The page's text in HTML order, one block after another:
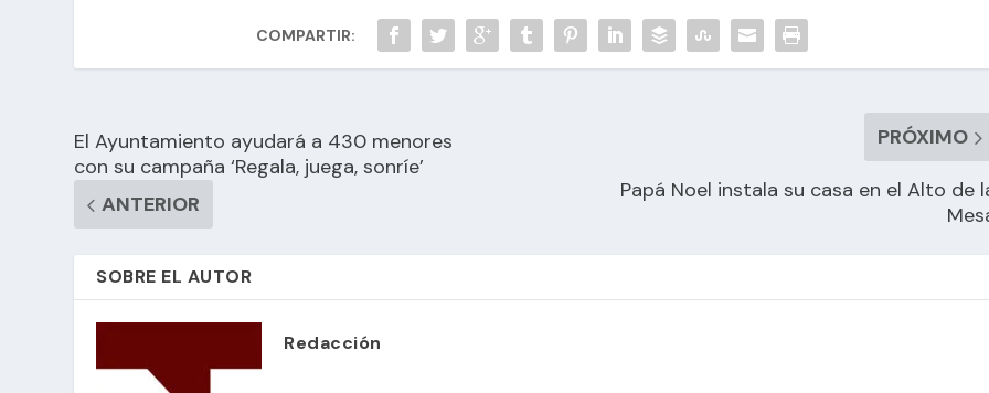
COMPARTIR:
El Ayuntamiento ayudará a 430 menores
con su campaña ‘Regala, juega, sonríe’
ANTERIOR
PRÓXIMO
Papá Noel instala su casa en el Alto de
SOBRE EL AUTOR
Redacción